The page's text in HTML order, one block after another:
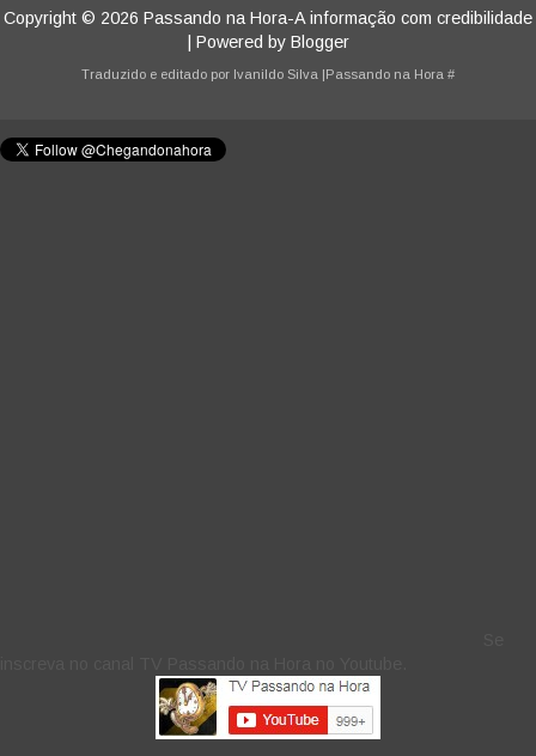
Copyright © 2026 Passando na Hora-A informação com credibilidade
| Powered by Blogger
Traduzido e editado por Ivanildo Silva |Passando na Hora #